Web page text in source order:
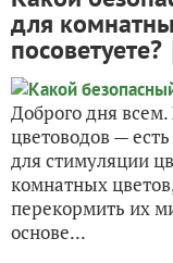
для
посоветуете?
Доброго дня
цветоводов —
для стимуляции
комнатных
перекормить их
основе...